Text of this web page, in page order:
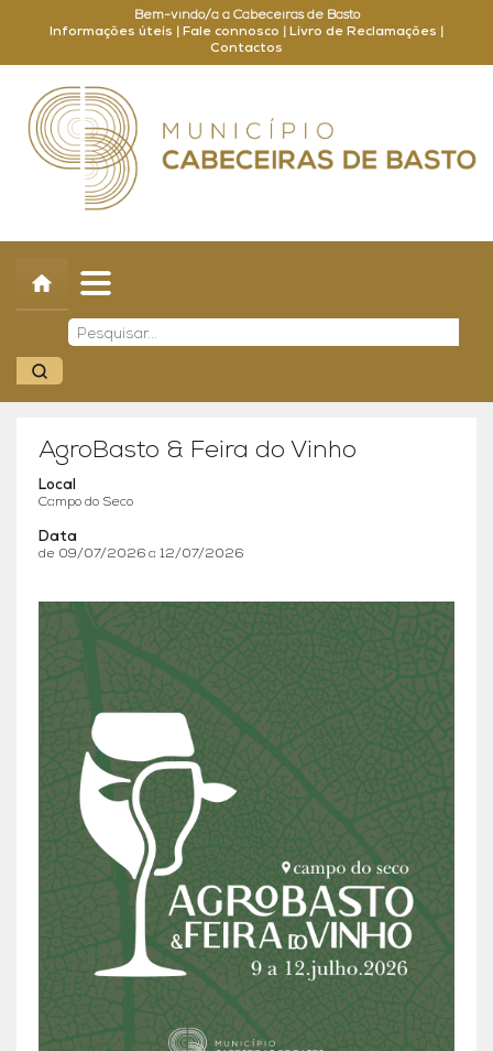
Bem-vindo/a a Cabeceiras de Basto
Informações úteis
Fale connosco Livro de Reclamações
Contactos
Concelho
Município
Turismo
Cultura
Outros
Balcão Online
AgroBasto & Feira do Vinho
Local
Campo do Seco
Data
de 09/07/2026 a 12/07/2026